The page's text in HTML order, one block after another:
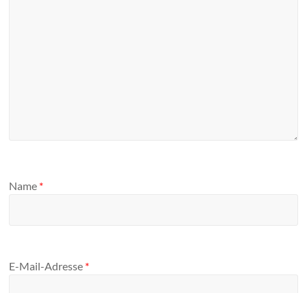
Name *
E-Mail-Adresse *